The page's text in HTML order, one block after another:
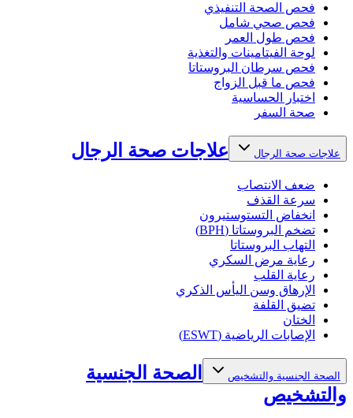
فحص الصحة التنفيذي
فحص صحي شامل
فحص طول العمر
لوحة الفيتامينات والتغذية
فحص سرطان البروستاتا
فحص ما قبل الزواج
اختبار الحساسية
صحة السفر
علاجات صحة الرجال علاجات صحة الرجال
ضعف الانتصاب
سرعة القذف
انخفاض التستوستيرون
تضخم البروستاتا (BPH)
التهاب البروستاتا
رعاية مرض السكري
رعاية القلب
الإرهاق وسن اليأس الذكري
تضيق القلفة
الختان
الإصابات الرياضية (ESWT)
الصحة الجنسية والتشخيص
الصحة الجنسية
والتشخيص